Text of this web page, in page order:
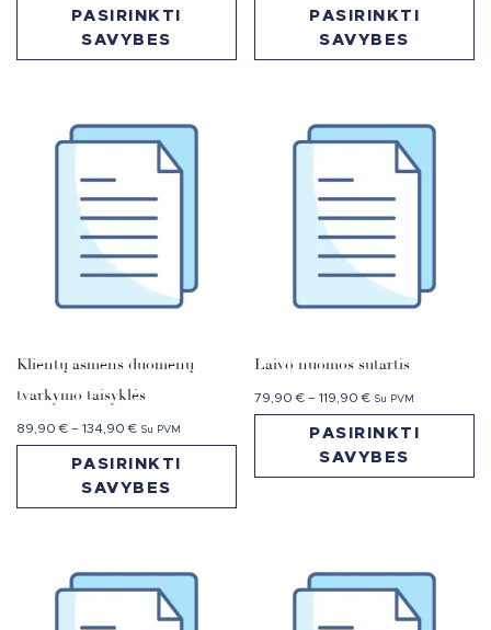
PASIRINKTI
SAVYBES
PASIRINKTI
SAVYBES
Klientų asmens duomenų
tvarkymo taisyklės
89,90€ – 134,90€ Su PVM
PASIRINKTI
SAVYBES
Laivo nuomos sutartis
79,90€ – 119,90€ Su PVM
PASIRINKTI
SAVYBES